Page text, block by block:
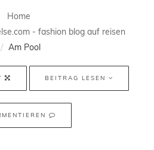
Home
- fashion blog auf reisen
Am Pool
BEITRAG LESEN